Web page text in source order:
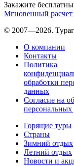
Закажите
Мгновенный расчет
© 2007—2026.
О компании
Контакты
Политика
обработки
данных
Согласие на
Горящие туры
Страны
Зимний отдых
Летний отдых
Новости и